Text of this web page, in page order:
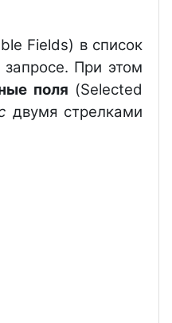
Fields) в список
При этом
поля (Selected
двумя стрелками